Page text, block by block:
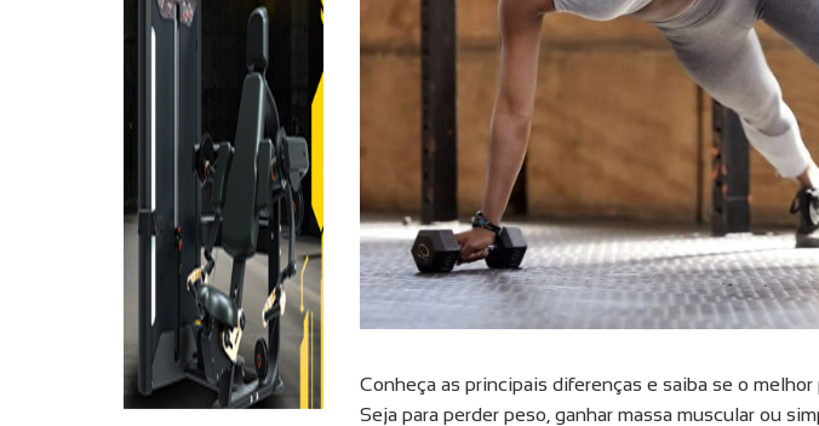
Conheça as principais diferenças e saiba se o
Seja para perder peso, ganhar massa muscular ou